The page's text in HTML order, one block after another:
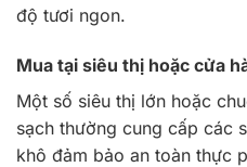
độ tươi ngon.
Mua tại siêu thị hoặc cửa
Một số siêu thị lớn hoặc
sạch thường cung cấp các
khô đảm bảo an toàn thực